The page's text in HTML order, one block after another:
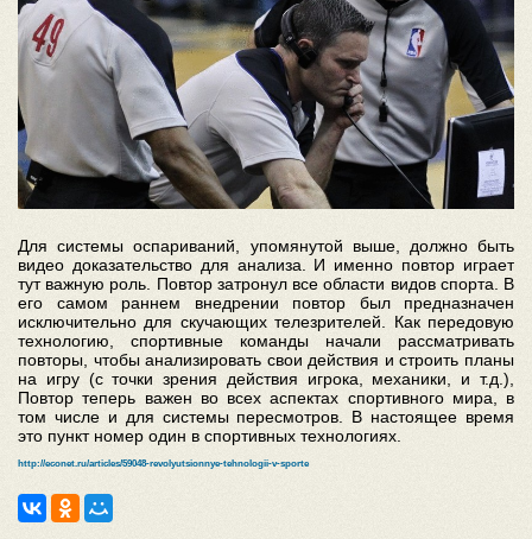
Для системы оспариваний, упомянутой выше, должно быть
видео доказательство для анализа. И именно повтор играет
тут важную роль. Повтор затронул все области видов спорта. В
его самом раннем внедрении повтор был предназначен
исключительно для скучающих телезрителей. Как передовую
технологию, спортивные команды начали рассматривать
повторы, чтобы анализировать свои действия и строить планы
на игру (с точки зрения действия игрока, механики, и т.д.),
Повтор теперь важен во всех аспектах спортивного мира, в
том числе и для системы пересмотров. В настоящее время
это пункт номер один в спортивных технологиях.
http://econet.ru/articles/59048-revolyutsionnye-tehnologii-v-sporte